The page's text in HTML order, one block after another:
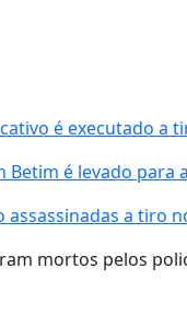
é executado a
é levado para
assassinadas a tiro
mortos pelos